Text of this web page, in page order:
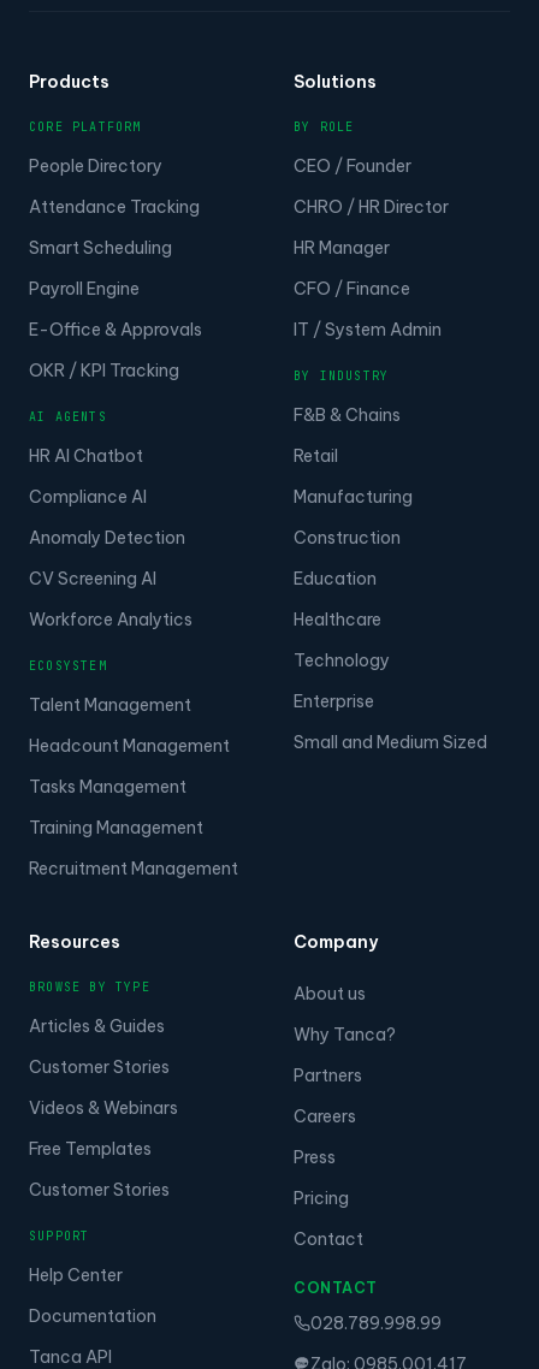
Products
CORE PLATFORM
People Directory
Attendance Tracking
Smart Scheduling
Payroll Engine
E-Office & Approvals
OKR / KPI Tracking
AI AGENTS
HR AI Chatbot
Compliance AI
Anomaly Detection
CV Screening AI
Workforce Analytics
ECOSYSTEM
Talent Management
Headcount Management
Tasks Management
Training Management
Recruitment Management
Solutions
BY ROLE
CEO / Founder
CHRO / HR Director
HR Manager
CFO / Finance
IT / System Admin
BY INDUSTRY
F&B & Chains
Retail
Manufacturing
Construction
Education
Healthcare
Technology
Enterprise
Small and Medium Sized
Resources
BROWSE BY TYPE
Articles & Guides
Customer Stories
Videos & Webinars
Free Templates
Customer Stories
SUPPORT
Help Center
Documentation
Tanca API
Company
About us
Why Tanca?
Partners
Careers
Press
Pricing
Contact
CONTACT
028.789.998.99
Zalo: 0985.001.417